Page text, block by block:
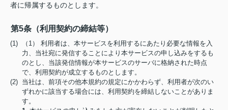
者に帰属するものとします。
第5条（利用契約の締結等）
(1) （1） 利用者は、本サービスを利用するにあたり必要な情報を入
力、当社宛に発信することにより本サービスの申し込みをするも
のとし、当該発信情報が本サービスのサーバに格納された時点
で、利用契約が成立するものとします。
(2) 当社は、前項その他本規約の規定にかかわらず、利用者が次のい
ずれかに該当する場合には、利用契約を締結しないことがありま
す。